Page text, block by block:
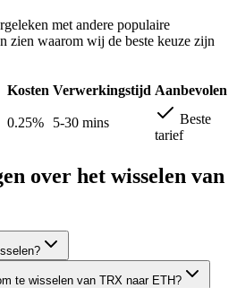
met andere populaire
zien waarom wij de beste keuze zijn
Kosten Verwerkingstijd Aanbevolen
0.25% 5-30 mins
Beste
tarief
over het wisselen van
te wisselen van TRX naar ETH?